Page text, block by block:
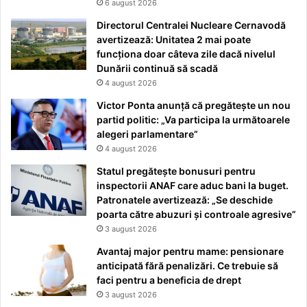
6 august 2026
Directorul Centralei Nucleare Cernavodă
avertizează: Unitatea 2 mai poate
funcționa doar câteva zile dacă nivelul
Dunării continuă să scadă
4 august 2026
Victor Ponta anunță că pregătește un nou
partid politic: „Va participa la următoarele
alegeri parlamentare”
4 august 2026
Statul pregătește bonusuri pentru
inspectorii ANAF care aduc bani la buget.
Patronatele avertizează: „Se deschide
poarta către abuzuri și controale agresive”
3 august 2026
Avantaj major pentru mame: pensionare
anticipată fără penalizări. Ce trebuie să
faci pentru a beneficia de drept
3 august 2026